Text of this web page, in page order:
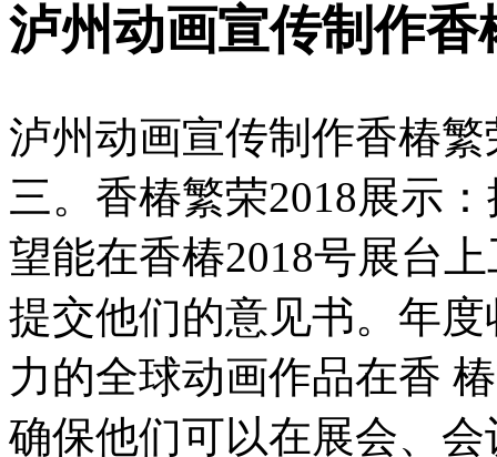
泸州动画宣传制作香
泸州动画宣传制作香椿繁
三。香椿繁荣2018展示
望能在香椿2018号展台
提交他们的意见书。年
力的全球动画作品在香
确保他们可以在展会、